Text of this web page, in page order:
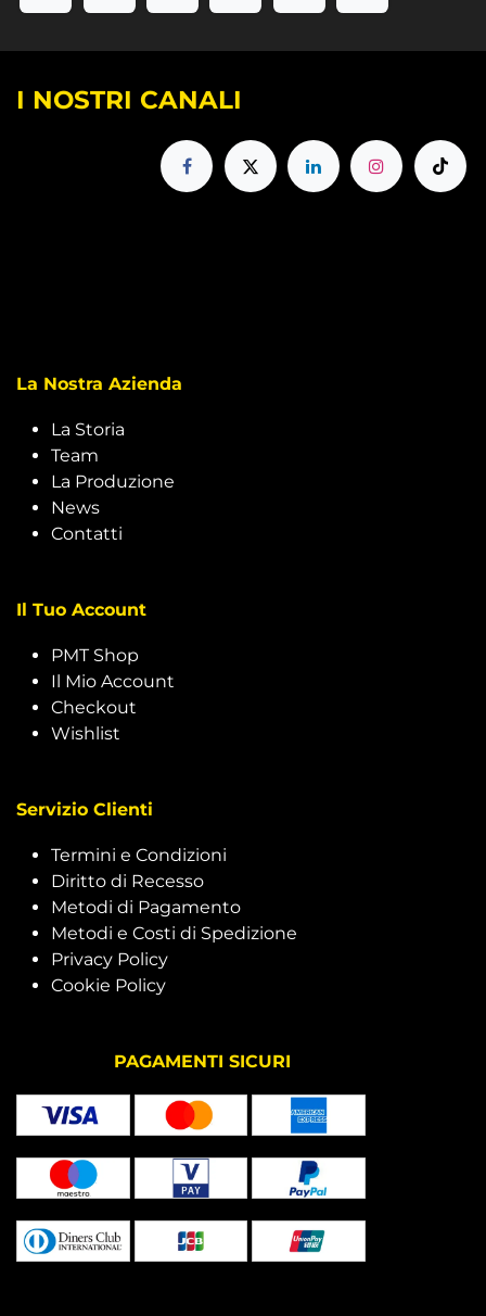
I NOSTRI CANALI
La Nostra Azienda
La Storia
Team
La Produzione
News
Contatti
Il Tuo Account
PMT Shop
Il Mio Account
Checkout
Wishlist
Servizio Clienti
Termini e Condizioni
Diritto di Recesso
Metodi di Pagamento
Metodi e Costi di Spedizione
Privacy Policy
Cookie Policy
PAGAMENTI SICURI